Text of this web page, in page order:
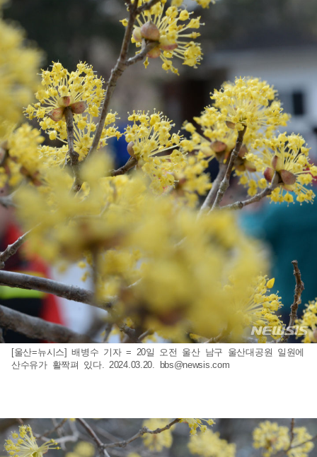
[울산=뉴시스] 배병수 기자 = 20일 오전 울산 남구 울산대공원 일원에
산수유가 활짝펴 있다. 2024.03.20. bbs@newsis.com